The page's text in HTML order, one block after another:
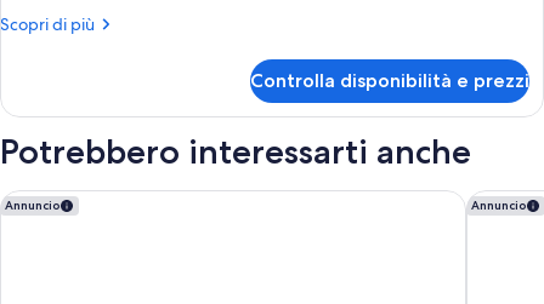
Scopri di più
Altri
Controlla disponibilità e prezzi
Potrebbero interessarti anche
Annuncio
Domes of Elounda, Autograph Collection Annuncio
Ella